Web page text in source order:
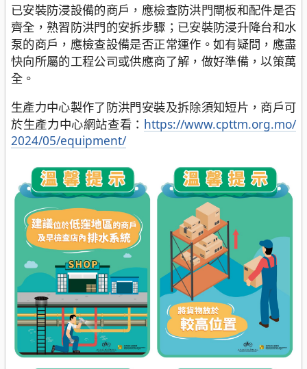
已安裝防浸設備的商戶，應檢查防洪門閘板和配件是否
齊全，熟習防洪門的安拆步驟；已安裝防浸升降台和水
泵的商戶，應檢查設備是否正常運作。如有疑問，應盡
快向所屬的工程公司或供應商了解，做好準備，以策萬
全。
生產力中心製作了防洪門安裝及拆除須知短片，商戶可
於生產力中心網站查看： https://www.cpttm.org.mo/
2024/05/equipment/